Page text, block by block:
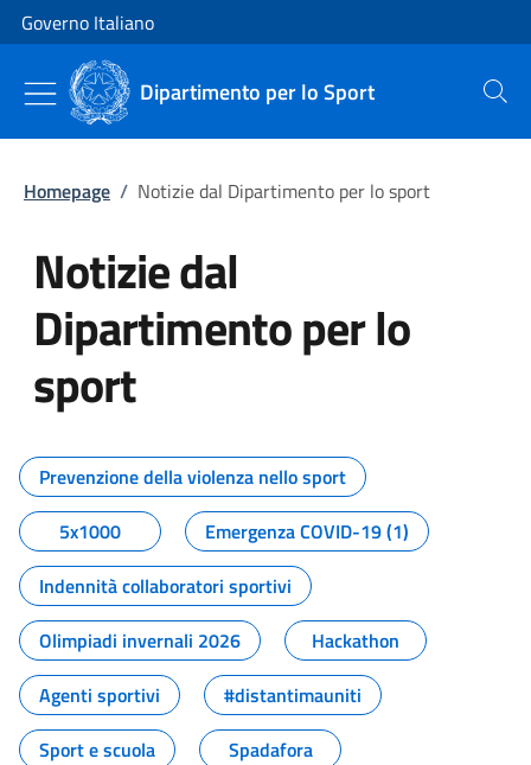
Vai al contenuto
Vai alla navigazione del sito
Governo Italiano
Dipartimento per lo Sport Cerca
Homepage / Notizie dal Dipartimento per lo sport
Notizie dal
Dipartimento per lo
sport
Tutti i contenuti della pagina
Prevenzione della violenza nello sport
5x1000
Emergenza COVID-19 (1)
Indennità collaboratori sportivi
Olimpiadi invernali 2026
Hackathon
Agenti sportivi
#distantimauniti
Sport e scuola
Spadafora